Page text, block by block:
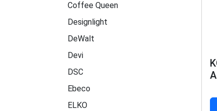
Coffee Queen
Designlight
DeWalt
Devi
DSC
Ebeco
ELKO